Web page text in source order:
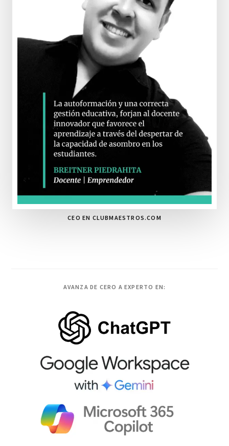
CEO EN CLUBMAESTROS.COM
AVANZA DE CERO A EXPERTO EN: